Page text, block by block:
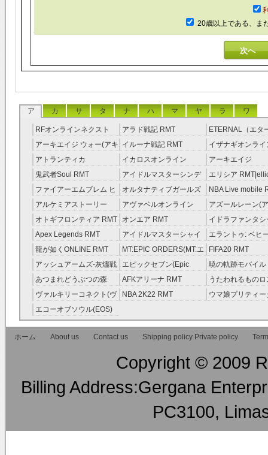
20歳以上である、ま
ア カ サ タ ナ ハ マ ヤ ラ ワ
RFオンラインネクスト
RMT
アラド戦記 RMT
ETERNAL（エタ
RMT
アーキエイジ ウォー(アキ
ウオ) RMT
イルーナ戦記 RMT
イザナギオンライ
アトランティカ
RMT|Atlantica RMT
イカロスオンライン
RMT（予約制）
アーキエイジ
RMT|ArcheAge
約制）
鬼武者Soul RMT
アイドルマスターシンデ
レラガールズ(モバマス)
RMT
エリシア
RMT
ファイアーエムブレム ヒ
ーローズ(FEヒーローズ)
RMT
オルタナティブガールズ
RMT
NBA Live mobile
アルケミアストーリー
（アルスト） RMT
アヴァベルオンライン
RMT
アズールレーン(
RMT
オトギフロンティア RMT オンエア RMT
イドラファンタシ
ーサーガ RMT
Apex Legends RMT
アイドルマスターシャイ
ニーカラーズ(シャニマス)
RMT
エラントゥ: ベヒ
ピリット RMT
龍が如くONLINE RMT
MT:EPIC ORDERS(MT:エ
ピック・オーダーズ)
RMT
FIFA20 RMT
アッシュアームズ‐灰燼戦
線 RMT
エピックセブン(Epic
Seven) RMT
暁の軌跡モバイル
伝説 ） RMT
あつまれどうぶつの森
RMT
AFKアリーナ RMT
うたわれるもの
ラグ(ロスフラ)
ヴァルキリーコネクト(ヴ
ァルコネ) RMT
NBA 2K22 RMT
ウマ娘プリティー
エコーオブソウル(EOS)
RMT
ホーム
About us Contact us Shipping policy Private policy
Copyright © 2009
Billing Address:Gergana
PC3100,